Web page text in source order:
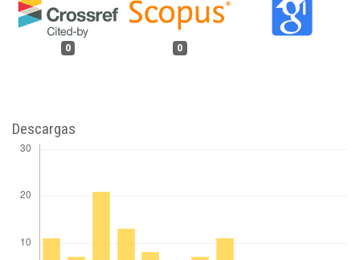
0 0
Descargas